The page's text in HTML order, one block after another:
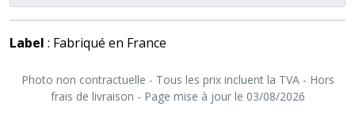
Label : Fabriqué en France
Photo non contractuelle - Tous les prix incluent la TVA - Hors
frais de livraison - Page mise à jour le 03/08/2026